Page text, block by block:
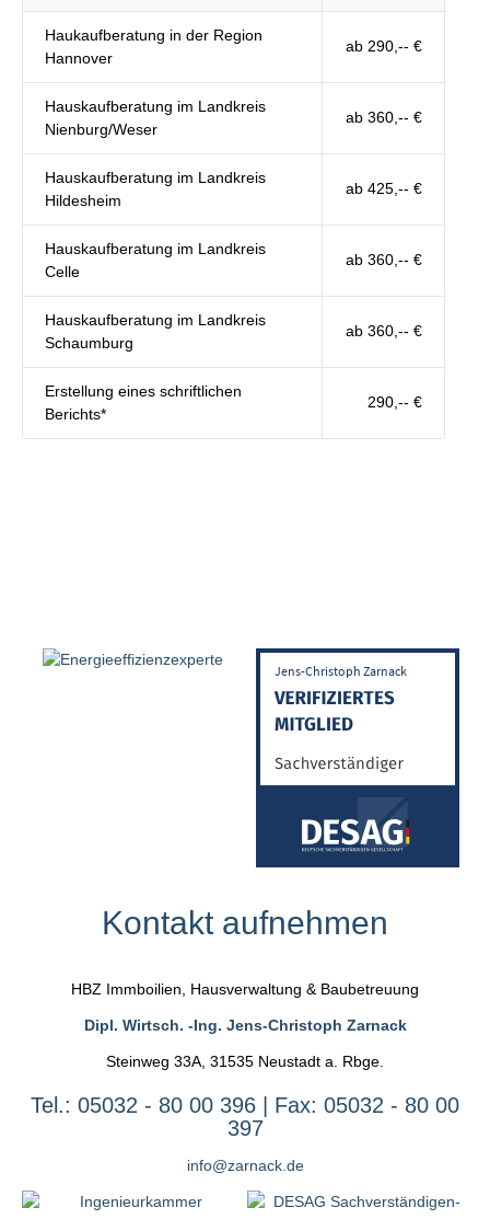
Haukaufberatung in der Region
Hannover
ab 290,-- €
Hauskaufberatung im Landkreis
Nienburg/Weser
ab 360,-- €
Hauskaufberatung im Landkreis
Hildesheim
ab 425,-- €
Hauskaufberatung im Landkreis
Celle
ab 360,-- €
Hauskaufberatung im Landkreis
Schaumburg
ab 360,-- €
Erstellung eines schriftlichen
Berichts*
290,-- €
Kontakt aufnehmen
HBZ Immboilien, Hausverwaltung & Baubetreuung
Dipl. Wirtsch. -Ing. Jens-Christoph Zarnack
Steinweg 33A, 31535 Neustadt a. Rbge.
Tel.: 05032 - 80 00 396 | Fax: 05032 - 80 00
397
info@zarnack.de